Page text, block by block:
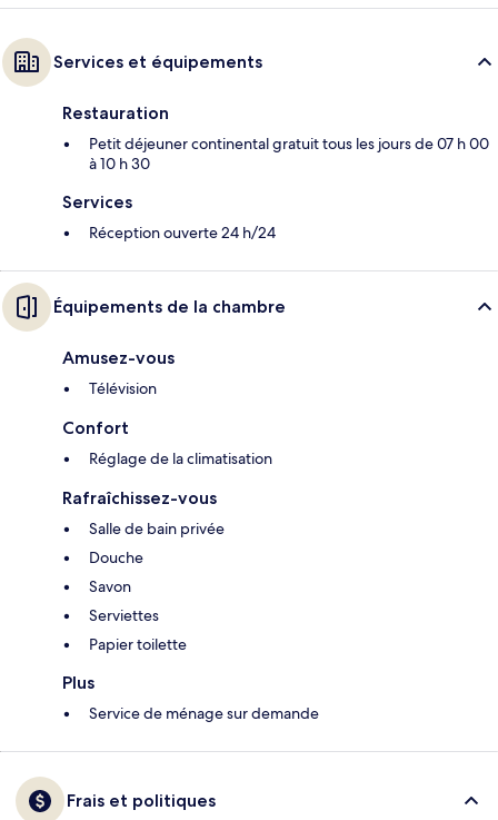
Services et équipements
Restauration
Petit déjeuner continental gratuit tous les jours de 07 h 00
à 10 h 30
Services
Réception ouverte 24 h/24
Équipements de la chambre
Amusez-vous
Télévision
Confort
Réglage de la climatisation
Rafraîchissez-vous
Salle de bain privée
Douche
Savon
Serviettes
Papier toilette
Plus
Service de ménage sur demande
Frais et politiques